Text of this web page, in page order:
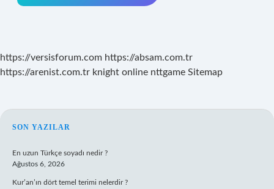
https://versisforum.com https://absam.com.tr
https://arenist.com.tr knight online nttgame Sitemap
SIDEBAR
SON YAZILAR
En uzun Türkçe soyadı nedir ?
Ağustos 6, 2026
Kur’an’ın dört temel terimi nelerdir ?